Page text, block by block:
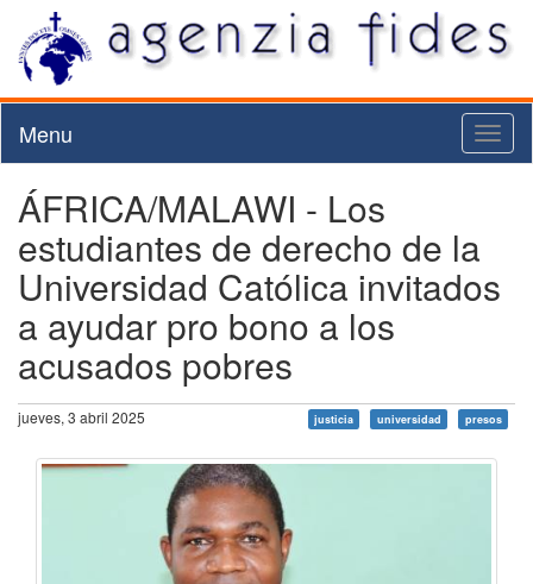
Menu
ÁFRICA/MALAWI - Los
estudiantes de derecho de la
Universidad Católica invitados
a ayudar pro bono a los
acusados pobres
jueves, 3 abril 2025 justicia universidad presos